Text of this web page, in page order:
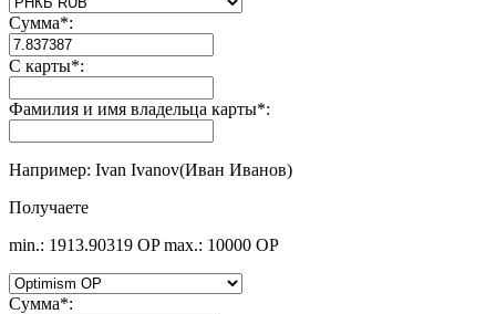
Сумма*:
С карты*:
Фамилия и имя владельца карты*:
Например: Ivan Ivanov(Иван Иванов)
Получаете
min.: 1913.90319 OP max.: 10000 OP
Сумма*: